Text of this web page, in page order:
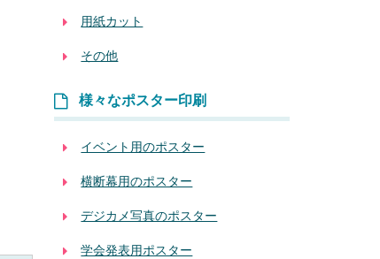
用紙カット
その他
様々なポスター印刷
イベント用のポスター
横断幕用のポスター
デジカメ写真のポスター
学会発表用ポスター